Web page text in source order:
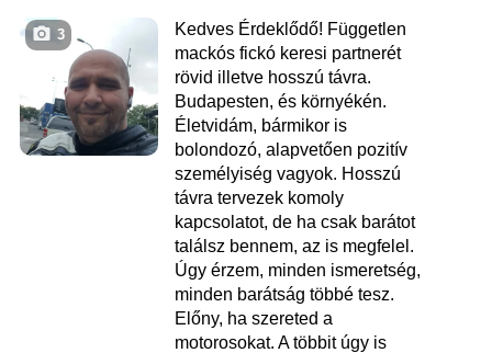
3
Kedves Érdeklődő! Független
mackós fickó keresi partnerét
rövid illetve hosszú távra.
Budapesten, és környékén.
Életvidám, bármikor is
bolondozó, alapvetően pozitív
személyiség vagyok. Hosszú
távra tervezek komoly
kapcsolatot, de ha csak barátot
találsz bennem, az is megfelel.
Úgy érzem, minden ismeretség,
minden barátság többé tesz.
Előny, ha szereted a
motorosokat. A többit úgy is